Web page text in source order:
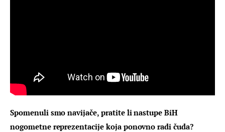
Spomenuli smo navijače, pratite li nastupe BiH
nogometne reprezentacije koja ponovno radi čuda?